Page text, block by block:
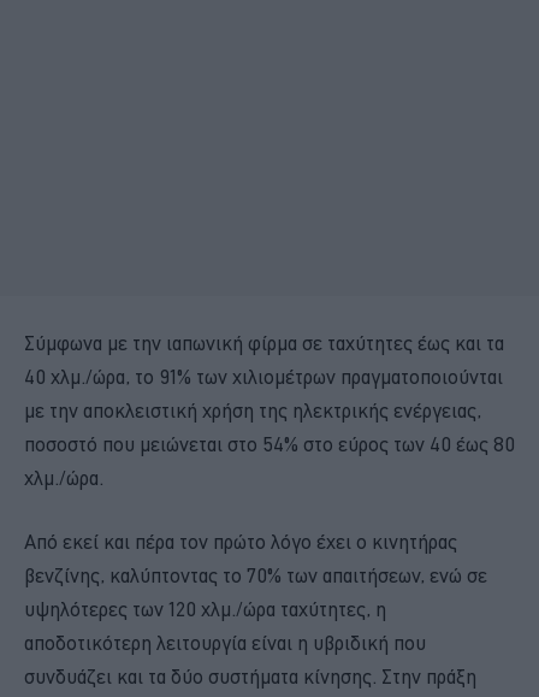
Σύμφωνα με την ιαπωνική φίρμα σε ταχύτητες έως και τα
40 χλμ./ώρα, το 91% των χιλιομέτρων πραγματοποιούνται
με την αποκλειστική χρήση της ηλεκτρικής ενέργειας,
ποσοστό που μειώνεται στο 54% στο εύρος των 40 έως 80
χλμ./ώρα.
Από εκεί και πέρα τον πρώτο λόγο έχει ο κινητήρας
βενζίνης, καλύπτοντας το 70% των απαιτήσεων, ενώ σε
υψηλότερες των 120 χλμ./ώρα ταχύτητες, η
αποδοτικότερη λειτουργία είναι η υβριδική που
συνδυάζει και τα δύο συστήματα κίνησης. Στην πράξη